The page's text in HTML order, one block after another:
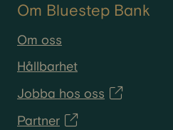
Om Bluestep Bank
Om oss
Hållbarhet
Jobba hos oss
Partner